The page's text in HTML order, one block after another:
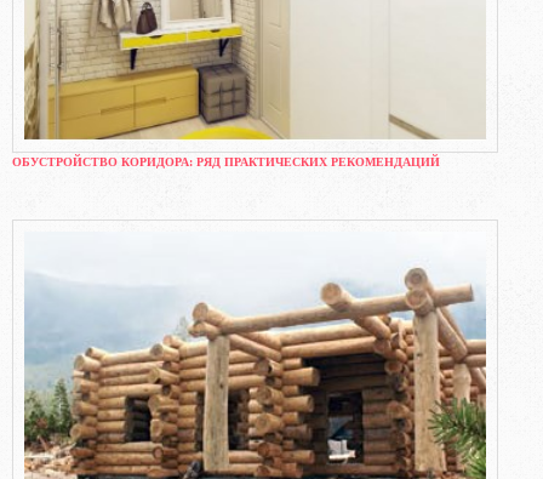
ОБУСТРОЙСТВО КОРИДОРА: РЯД ПРАКТИЧЕСКИХ РЕКОМЕНДАЦИЙ